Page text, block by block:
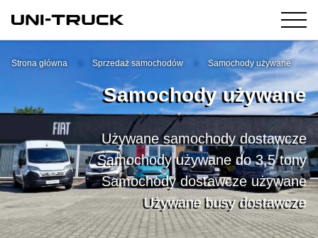
Strona główna Sprzedaż samochodów Samochody używane
Samochody używane
Używane samochody dostawcze
Samochody używane do 3,5 tony
Samochody dostawcze używane
Używane busy dostawcze